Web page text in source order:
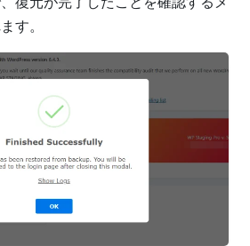
す。